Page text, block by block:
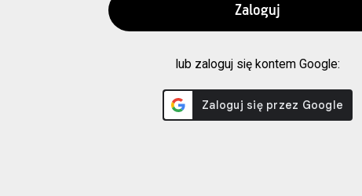
lub zaloguj się kontem Google: